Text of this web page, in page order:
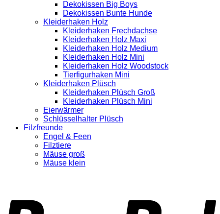
Dekokissen Big Boys
Dekokissen Bunte Hunde
Kleiderhaken Holz
Kleiderhaken Frechdachse
Kleiderhaken Holz Maxi
Kleiderhaken Holz Medium
Kleiderhaken Holz Mini
Kleiderhaken Holz Woodstock
Tierfigurhaken Mini
Kleiderhaken Plüsch
Kleiderhaken Plüsch Groß
Kleiderhaken Plüsch Mini
Eierwärmer
Schlüsselhalter Plüsch
Filzfreunde
Engel & Feen
Filztiere
Mäuse groß
Mäuse klein